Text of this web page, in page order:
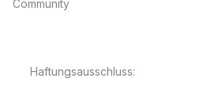
Community
Haftungsausschluss: